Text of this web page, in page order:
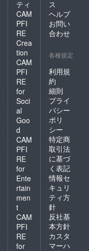
ティ
CAM
PFI
RE
Crea
tion
CAM
PFI
RE
for
Soci
al
Goo
d
CAM
PFI
RE
for
Ente
rtain
men
t
CAM
PFI
RE
for
ス
ヘルプ
お問い
合わせ
各種規定
利用規
約
細則
プライ
バシー
ポリ
シー
特定商
取引法
に基づ
く表記
情報セ
キュリ
ティ方
針
反社基
本方針
カスタ
マーハ